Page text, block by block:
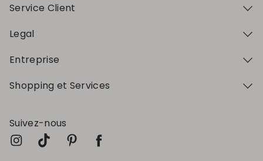
Service Client
Legal
Entreprise
Shopping et Services
Suivez-nous